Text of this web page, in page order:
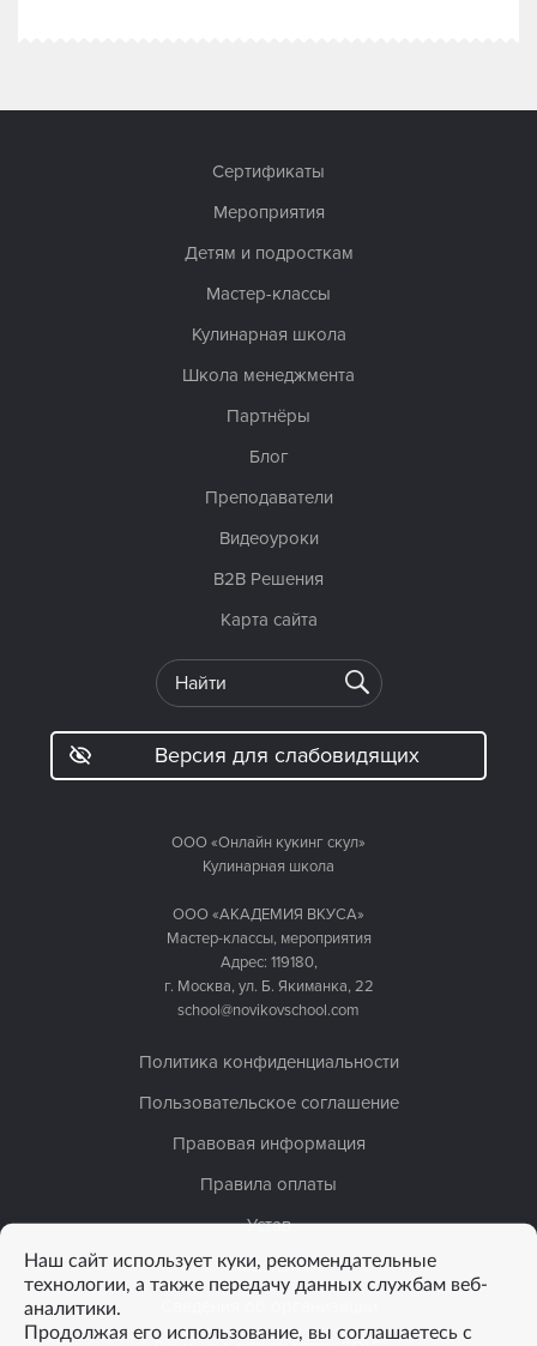
ООО «Онлайн кукинг скул»
Кулинарная школа
ООО «АКАДЕМИЯ ВКУСА»
Мастер-классы, мероприятия
Адрес: 119180,
г. Москва, ул. Б. Якиманка, 22
school@novikovschool.com
Политика конфиденциальности
Пользовательское соглашение
Правовая информация
Правила оплаты
Устав
Лицензия
Сертификаты
Мероприятия
Детям и подросткам
Мастер-классы
Кулинарная школа
Школа менеджмента
Партнёры
Блог
Преподаватели
Видеоуроки
B2B Решения
Карта сайта
Версия для слабовидящих
Наш сайт использует куки, рекомендательные
технологии, а также передачу данных службам веб-
аналитики.
Продолжая его использование, вы соглашаетесь с